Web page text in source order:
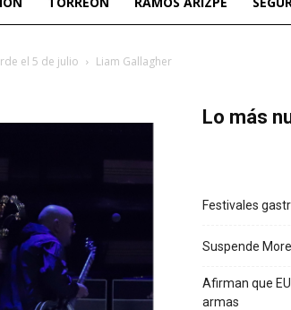
el 5 de julio Liam Gallagher
Lo más
Festivales
Suspende
Afirman que
armas